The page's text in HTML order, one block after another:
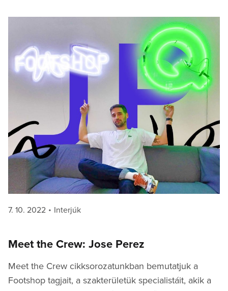
Posted
7. 10. 2022 Categories
Interjúk
Meet the Crew: Jose Perez
Meet the Crew cikksorozatunkban bemutatjuk a
Footshop tagjait, a szakterületük specialistáit, akik a